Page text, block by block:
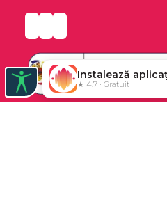
Instalează
★ 4.7 · Gratuit